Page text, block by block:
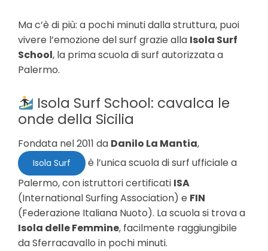
Ma c’è di più: a pochi minuti dalla struttura, puoi
vivere l’emozione del surf grazie alla Isola Surf
School, la prima scuola di surf autorizzata a
Palermo.
Isola Surf School: cavalca le
onde della Sicilia
Fondata nel 2011 da Danilo La Mantia,
Isola Surf
è l’unica scuola di surf ufficiale a
Palermo, con istruttori certificati ISA
(International Surfing Association) e FIN
(Federazione Italiana Nuoto). La scuola si trova a
Isola delle Femmine, facilmente raggiungibile
da Sferracavallo in pochi minuti.